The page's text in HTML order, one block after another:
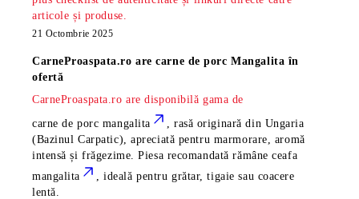
articole și produse.
21 Octombrie 2025
CarneProaspata.ro arecarne de porc Mangalita în
ofertă
CarneProaspata.ro are disponibilă gama de
carne de porc mangalita
, rasă originară din Ungaria
(Bazinul Carpatic), apreciată pentru marmorare, aromă
intensă și frăgezime. Piesa recomandată rămâneceafa
mangalita
, ideală pentru grătar, tigaie sau coacere
lentă.